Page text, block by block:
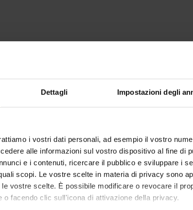
Dettagli Impostazioni degli
i vostri dati personali, ad esempio il vostro
alle informazioni sul vostro dispositivo al fine di
e i contenuti, ricercare il pubblico e sviluppare i
scopi. Le vostre scelte in materia di privacy sono
vostre scelte. È possibile modificare o revocare il
o facendo clic sull'icona di attivazione della privacy.